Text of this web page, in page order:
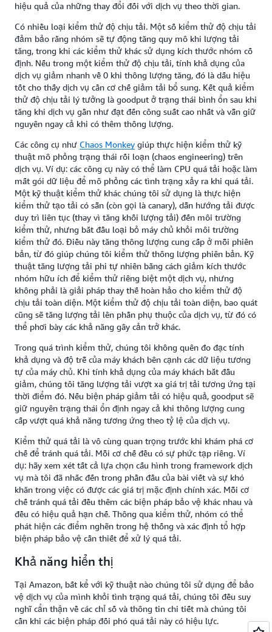
hiệu quả của những thay đổi đối với dịch vụ theo thời gian.
Có nhiều loại kiểm thử độ chịu tải. Một số kiểm thử độ chịu tải
đảm bảo rằng nhóm sẽ tự động tăng quy mô khi lượng tải
tăng, trong khi các kiểm thử khác sử dụng kích thước nhóm cố
định. Nếu trong một kiểm thử độ chịu tải, tính khả dụng của
dịch vụ giảm nhanh về 0 khi thông lượng tăng, đó là dấu hiệu
tốt cho thấy dịch vụ cần cơ chế giảm tải bổ sung. Kết quả kiểm
thử độ chịu tải lý tưởng là goodput ở trạng thái bình ổn sau khi
tăng khi dịch vụ gần như đạt đến công suất cao nhất và vẫn giữ
nguyên ngay cả khi có thêm thông lượng.
Các công cụ như Chaos Monkey giúp thực hiện kiểm thử kỹ
thuật mô phỏng trạng thái rối loạn (chaos engineering) trên
dịch vụ. Ví dụ: các công cụ này có thể làm CPU quá tải hoặc làm
mất gói dữ liệu để mô phỏng các tình trạng xảy ra khi quá tải.
Một kỹ thuật kiểm thử khác chúng tôi sử dụng là thực hiện
kiểm thử tạo tải có sẵn (còn gọi là canary), dẫn hướng tải được
duy trì liên tục (thay vì tăng khối lượng tải) đến môi trường
kiểm thử, nhưng bắt đầu loại bỏ máy chủ khỏi môi trường
kiểm thử đó. Điều này tăng thông lượng cung cấp ở mỗi phiên
bản, từ đó giúp chúng tôi kiểm thử thông lượng phiên bản. Kỹ
thuật tăng lượng tải phi tự nhiên bằng cách giảm kích thước
nhóm hữu ích để kiểm thử riêng biệt một dịch vụ, nhưng
không phải là giải pháp thay thế hoàn hảo cho kiểm thử độ
chịu tải toàn diện. Một kiểm thử độ chịu tải toàn diện, bao quát
cũng sẽ tăng lượng tải lên phần phụ thuộc của dịch vụ, từ đó có
thể phơi bày các khả năng gây cản trở khác.
Trong quá trình kiểm thử, chúng tôi không quên đo đạc tính
khả dụng và độ trễ của máy khách bên cạnh các dữ liệu tương
tự của máy chủ. Khi tính khả dụng của máy khách bắt đầu
giảm, chúng tôi tăng lượng tải vượt xa giá trị tải tương ứng tại
thời điểm đó. Nếu biện pháp giảm tải có hiệu quả, goodput sẽ
giữ nguyên trạng thái ổn định ngay cả khi thông lượng cung
cấp vượt quá khả năng tương ứng theo tỷ lệ của dịch vụ.
Kiểm thử quá tải là vô cùng quan trọng trước khi khám phá cơ
chế để tránh quá tải. Mỗi cơ chế đều có sự phức tạp riêng. Ví
dụ: hãy xem xét tất cả lựa chọn cấu hình trong framework dịch
vụ mà tôi đã nhắc đến trong phần đầu của bài viết và sự khó
khăn trong việc có được các giá trị mặc định chính xác. Mỗi cơ
chế tránh quá tải đều thêm các biện pháp bảo vệ khác nhau và
đều có hiệu quả hạn chế. Thông qua kiểm thử, nhóm có thể
phát hiện các điểm nghẽn trong hệ thống và xác định tổ hợp
biện pháp bảo vệ cần thiết để xử lý quá tải.
Khả năng hiển thị
Tại Amazon, bất kể với kỹ thuật nào chúng tôi sử dụng để bảo
vệ dịch vụ của mình khỏi tình trạng quá tải, chúng tôi đều suy
nghĩ cẩn thận về các chỉ số và thông tin chi tiết mà chúng tôi
cần khi các biện pháp đối phó quá tải này có hiệu lực.